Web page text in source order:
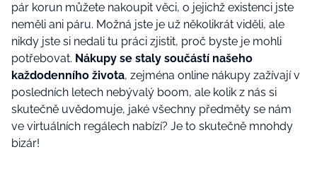
pár korun můžete nakoupit věci, o jejichž existenci jste
neměli ani páru. Možná jste je už několikrát viděli, ale
nikdy jste si nedali tu práci zjistit, proč byste je mohli
potřebovat. Nákupy se staly součástí našeho
každodenního života, zejména online nákupy zažívají v
posledních letech nebývalý boom, ale kolik z nás si
skutečně uvědomuje, jaké všechny předměty se nám
ve virtuálních regálech nabízí? Je to skutečně mnohdy
bizár!